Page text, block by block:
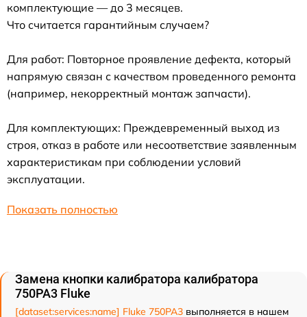
комплектующие — до 3 месяцев.
Что считается гарантийным случаем?
Для работ: Повторное проявление дефекта, который
напрямую связан с качеством проведенного ремонта
(например, некорректный монтаж запчасти).
Для комплектующих: Преждевременный выход из
строя, отказ в работе или несоответствие заявленным
характеристикам при соблюдении условий
эксплуатации.
Показать полностью
Замена кнопки калибратора калибратора
750PA3 Fluke
[dataset:services:name] Fluke 750PA3 выполняется в нашем